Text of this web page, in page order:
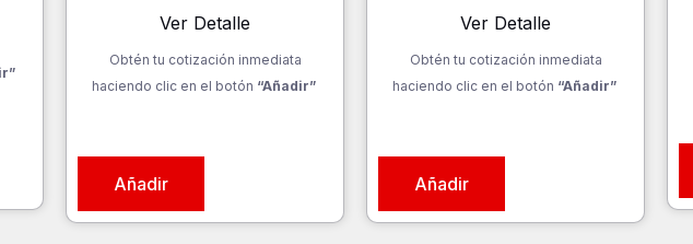
Ver Detalle
Obtén tu cotización inmediata
haciendo clic en el botón “Añadir”
Añadir
Ver Detalle
Obtén tu cotización inmediata
haciendo clic en el botón “Añadir”
Añadir